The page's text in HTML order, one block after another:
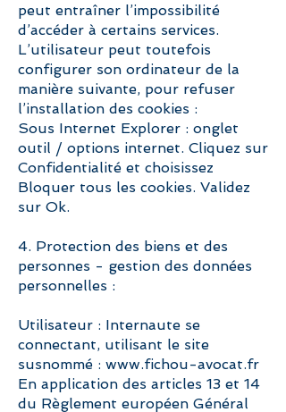
peut entraîner l’impossibilité
d’accéder à certains services.
L’utilisateur peut toutefois
configurer son ordinateur de la
manière suivante, pour refuser
l’installation des cookies :
Sous Internet Explorer : onglet
outil / options internet. Cliquez sur
Confidentialité et choisissez
Bloquer tous les cookies. Validez
sur Ok.
4. Protection des biens et des
personnes - gestion des données
personnelles :
Utilisateur : Internaute se
connectant, utilisant le site
susnommé : www.fichou-avocat.fr
En application des articles 13 et 14
du Règlement européen Général